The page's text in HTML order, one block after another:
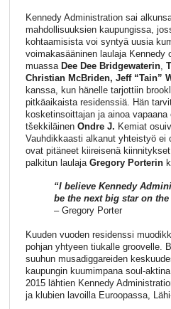
Kennedy Administration sai
mahdollisuuksien kaupungissa,
kohtaamisista voi syntyä uusia
voimakasääninen laulaja Kennedy
muassa Dee Dee Bridgewaterin,
Christian McBriden, Jeff “Tain”
kanssa, kun hänelle tarjottiin
pitkäaikaista residenssiä. Hän
kosketinsoittajan ja ainoa
tšekkiläinen Ondre J. Kemiat
Vauhdikkaasti alkanut yhteistyö ei
ovat pitäneet kiireisenä
palkitun laulaja Gregory Porterin
“I believe Kennedy
be the next big star on
– Gregory Porter
Kuuden vuoden residenssi
pohjan yhtyeen tiukalle groovelle.
suuhun musadiggareiden
kaupungin kuumimpana soul-
2015 lähtien Kennedy
ja klubien lavoilla Euroopassa,